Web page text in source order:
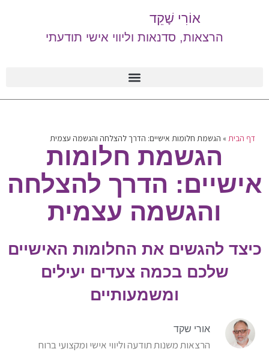
אוֹרִי שָׁקֵד
הרצאות, סדנאות וליווי אישי תודעתי
דף הבית» הגשמת חלומות אישיים: הדרך להצלחה והגשמה עצמית
הגשמת חלומות
אישיים: הדרך להצלחה
והגשמה עצמית
כיצד להגשים את החלומות האישיים
שלכם בכמה צעדים יעילים
ומשמעותיים
אורי שקד
הרצאות משנות תודעה וליווי אישי ומקצועי ברוח